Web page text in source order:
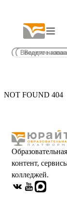
NOT FOUND 404
контент,
колледжей.